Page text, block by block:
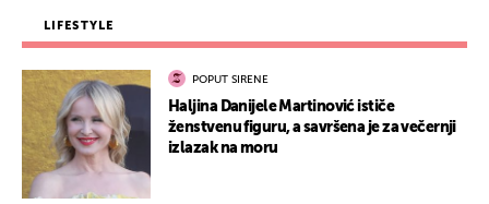
LIFESTYLE
POPUT SIRENE
Haljina Danijele Martinović ističe
ženstvenu figuru, a savršena je za večernji
izlazak na moru